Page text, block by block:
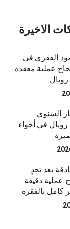
الاخيرة
الفقري في
عملية معقدة
السنوي
في أجواء
بعد تحدٍ
عملية دقيقة
كامل بالفقرة